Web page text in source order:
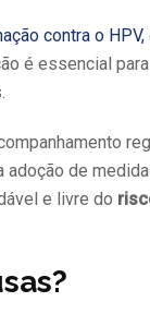
contra o HPV,
é essencial
adoção de
e livre do